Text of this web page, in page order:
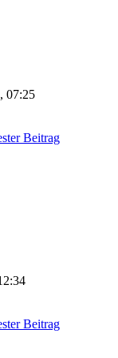
07:25
Beitrag
Beitrag